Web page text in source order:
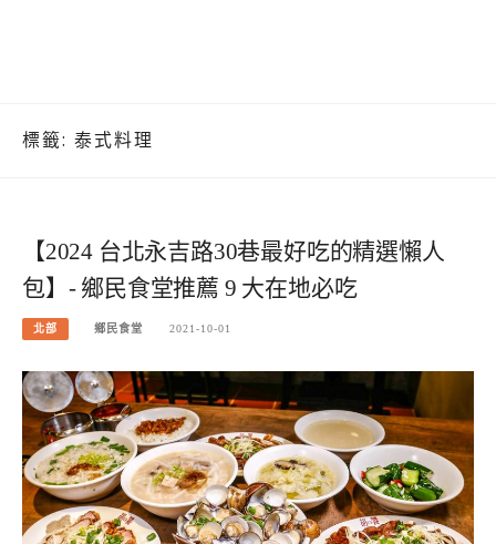
標籤: 泰式料理
【2024 台北永吉路30巷最好吃的精選懶人
包】- 鄉民食堂推薦 9 大在地必吃
北部 鄉民食堂 2021-10-01